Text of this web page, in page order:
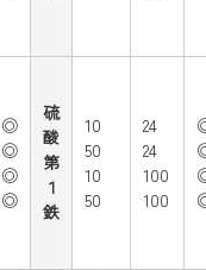
◎
◎
◎
◎
硫
酸
第
１
鉄
10
50
10
50
24
24
100
100